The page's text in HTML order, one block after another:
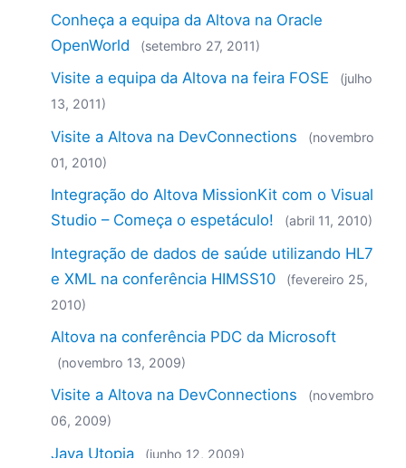
Conheça a equipa da Altova na Oracle
OpenWorld
(setembro 27, 2011)
Visite a equipa da Altova na feira FOSE
(julho
13, 2011)
Visite a Altova na DevConnections
(novembro
01, 2010)
Integração do Altova MissionKit com o Visual
Studio – Começa o espetáculo!
(abril 11, 2010)
Integração de dados de saúde utilizando HL7
e XML na conferência HIMSS10
(fevereiro 25,
2010)
Altova na conferência PDC da Microsoft
(novembro 13, 2009)
Visite a Altova na DevConnections
(novembro
06, 2009)
Java Utopia (junho 12, 2009)